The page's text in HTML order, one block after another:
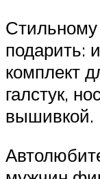
Стильному
подарить:
комплект
галстук,
вышивкой.